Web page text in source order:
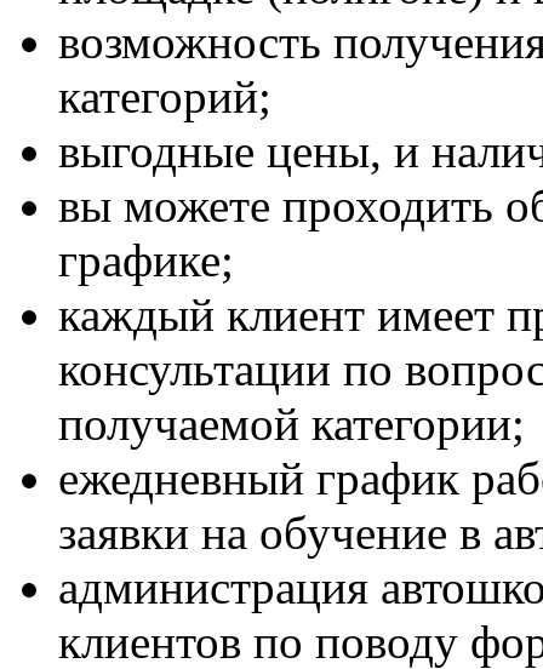
возможность
категорий;
выгодные цены, и
вы можете проходить
графике;
каждый клиент имеет
консультации по
получаемой категории;
ежедневный график
заявки на обучение в
администрация
клиентов по поводу